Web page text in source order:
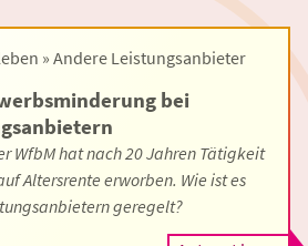
» Andere Leistungsanbieter
bei
WfbM hat nach 20 Jahren Tätigkeit
Altersrente erworben. Wie ist es
geregelt?